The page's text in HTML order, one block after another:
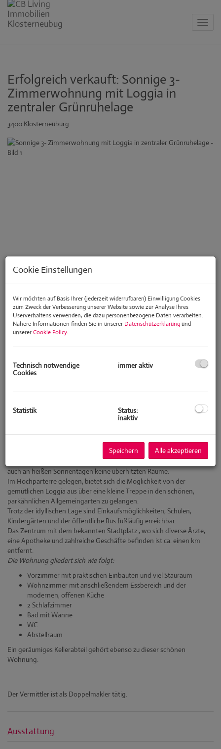
Erfolgreich verkauft: Sonnige 3-
Zimmerwohnung mit Loggia in
zentraler Grünruhelage
3400 Klosterneuburg
einer beliebten Wohnhausanlage am Fuße des Ölbergs und garantiert
neben ihrer guten Infrastruktur eine absolute Ruhelage!
Die Wohnung befindet sich in der letzten Reihe und dadurch hat man
von den Schlafzimmern aus einen unverbaubaren Blick ins Grüne und
auch an heißen Sonnentagen keine überhitzten Räume.
Im Hochparterre gelegen, bietet sich die Möglichkeit von der
gemütlichen Loggia aus über eine kleine Treppe in den schönen,
parkähnlichen Allgemeingarten zu gelangen.
Trotz der idyllischen Lage sind Einkaufsmöglichkeiten, Schulen,
Kindergärten und der öffentliche Bus fußläufig erreichbar.
Das Zentrum mit dem bekannten Stadtplatz , wo sich diverse Ärzte,
eine Apotheke und zahlreiche Geschäfte befinden ist ca. einen km
entfernt.
Die Wohnung gliedert sich wie folgt:
Vorzimmer mit praktischen Einbauten und viel Stauraum
Wohnzimmer mit anschließendem Essbereich und der
modernen, offenen Küche
2 Schlafzimmer
Bad mit Wanne
WC
Abstellraum
Ein geräumiges Kellerabteil gehört ebenso zu dieser schönen
Wohnung.
Der Vermittler ist als Doppelmakler tätig.
Ausstattung
Cookie Einstellungen
Wir möchten auf Basis Ihrer (jederzeit widerrufbaren) Einwilligung Cookies
zum Zweck der Verbesserung unserer Website sowie zur Analyse Ihres
Userverhaltens verwenden, die dazu personenbezogene Daten verarbeiten.
Nähere Informationen finden Sie in unserer Datenschutzerklärungund
unsererCookie Policy.
Technisch notwendige
Cookies
immer aktiv
Statistik
Status:
inaktiv
Speichern Alle akzeptieren